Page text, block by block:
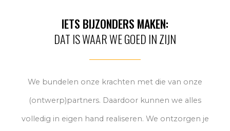
IETS BIJZONDERS MAKEN:
DAT IS WAAR WE GOED IN ZIJN
We bundelen onze krachten met die van onze
(ontwerp)partners. Daardoor kunnen we alles
volledig in eigen hand realiseren. We ontzorgen je